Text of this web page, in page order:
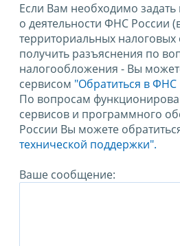
Если Вам необходимо
о деятельности ФНС России
территориальных налоговых
получить разъяснения по
налогообложения - Вы
сервисом "Обратиться в ФНС
По вопросам
сервисов и программного
России Вы можете
технической поддержки".
Ваше сообщение: